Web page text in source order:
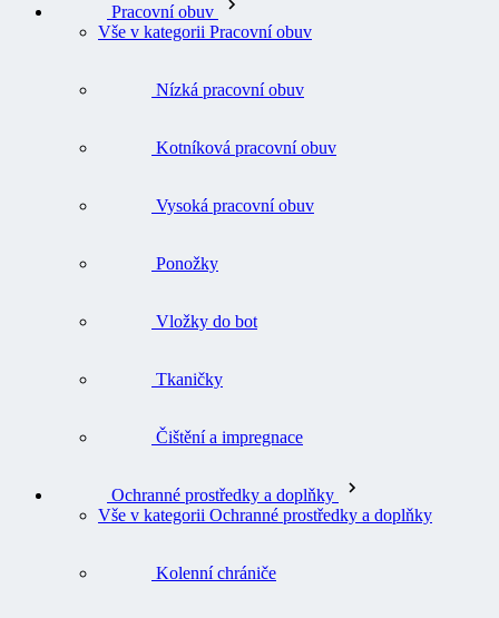
Pracovní obuv
Vše v kategorii Pracovní obuv
Nízká pracovní obuv
Kotníková pracovní obuv
Vysoká pracovní obuv
Ponožky
Vložky do bot
Tkaničky
Čištění a impregnace
Ochranné prostředky a doplňky
Vše v kategorii Ochranné prostředky a doplňky
Kolenní chrániče